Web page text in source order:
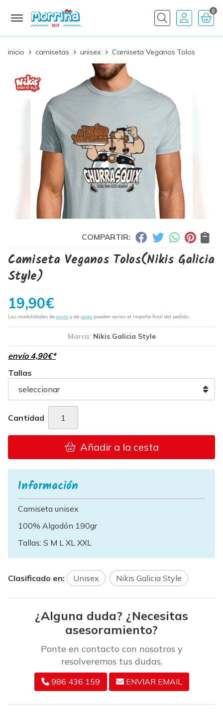
Buscar
0
inicio camisetas unisex Camiseta Veganos Tolos
COMPARTIR:
Camiseta Veganos Tolos(Nikis Galicia
Style)
19,90€
Las modalidades de envío y de pago pueden variar el importe final del pedido.
Marca: Nikis Galicia Style
envío 4,90€*
Tallas
Cantidad
Añadir a la cesta
Información
Camiseta unisex
100% Algodón 190gr
Tallas: S M L XL XXL
Clasificado en: Unisex Nikis Galicia Style
¿Alguna duda? ¿Necesitas
asesoramiento?
Ponte en contacto con nosotros y
resolveremos tus dudas.
986 436 159 ENVIAR EMAIL